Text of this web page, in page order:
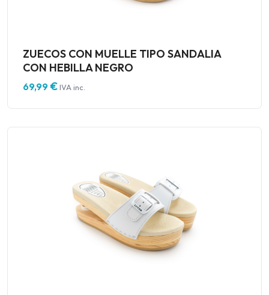
ZUECOS CON MUELLE TIPO SANDALIA
CON HEBILLA NEGRO
69,99 €IVA inc.